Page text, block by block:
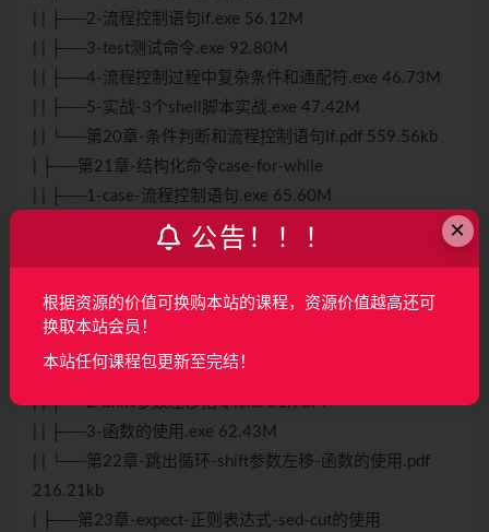
| | ├──2-流程控制语句if.exe 56.12M
| | ├──3-test测试命令.exe 92.80M
| | ├──4-流程控制过程中复杂条件和通配符.exe 46.73M
| | ├──5-实战-3个shell脚本实战.exe 47.42M
| | └──第20章-条件判断和流程控制语句If.pdf 559.56kb
| ├──第21章-结构化命令case-for-while
| | ├──1-case-流程控制语句.exe 65.60M
| | ├──2-循环语句.exe 82.18M
| | ├──3-while循环语句和循环嵌套.exe 59.61M
| | └──第21章-结构化命令case-for-while.pdf 303.41kb
| | ├──1-跳出循环.exe 93.62M
| | ├──2-Shift参数左移指令.exe 31.98M
| | ├──3-函数的使用.exe 62.43M
| | └──第22章-跳出循环-shift参数左移-函数的使用.pdf
216.21kb
| ├──第23章-expect-正则表达式-sed-cut的使用
×
公告！！！
根据资源的价值可换购本站的课程，资源价值越高还可
换取本站会员！
本站任何课程包更新至完结！